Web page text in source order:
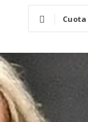
Cuota